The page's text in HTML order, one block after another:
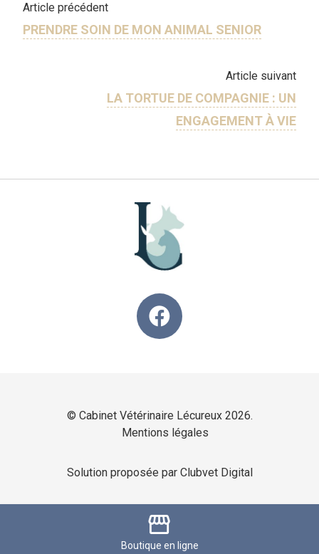
Article précédent
PRENDRE SOIN DE MON ANIMAL SENIOR
Article suivant
LA TORTUE DE COMPAGNIE : UN
ENGAGEMENT À VIE
storefront
Boutique en ligne
© Cabinet Vétérinaire Lécureux 2026.
Mentions légales
Solution proposée par Clubvet Digital